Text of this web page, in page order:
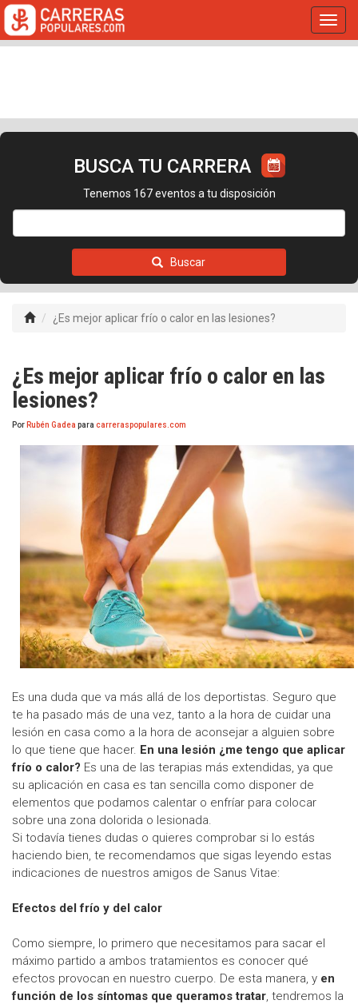
BUSCA TU CARRERA
Tenemos 167 eventos a tu disposición
Buscar
¿Es mejor aplicar frío o calor en las lesiones?
¿Es mejor aplicar frío o calor en las
lesiones?
Por Rubén Gadea para carreraspopulares.com
Es una duda que va más allá de los deportistas. Seguro que
te ha pasado más de una vez, tanto a la hora de cuidar una
lesión en casa como a la hora de aconsejar a alguien sobre
lo que tiene que hacer. En una lesión ¿me tengo que aplicar
frío o calor? Es una de las terapias más extendidas, ya que
su aplicación en casa es tan sencilla como disponer de
elementos que podamos calentar o enfríar para colocar
sobre una zona dolorida o lesionada.
Si todavía tienes dudas o quieres comprobar si lo estás
haciendo bien, te recomendamos que sigas leyendo estas
indicaciones de nuestros amigos de Sanus Vitae:
Efectos del frío y del calor
Como siempre, lo primero que necesitamos para sacar el
máximo partido a ambos tratamientos es conocer qué
efectos provocan en nuestro cuerpo. De esta manera, y en
función de los síntomas que queramos tratar, tendremos la